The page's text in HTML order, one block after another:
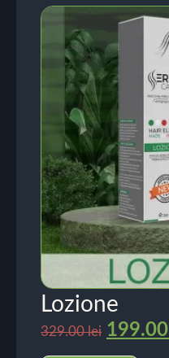
Lozione
329.00lei 199.00